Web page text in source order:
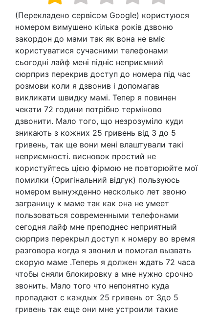
(Перекладено сервісом Google) користуюся
номером вимушено кілька років дзвоню
закордон до мами так як вона не вміє
користуватися сучасними телефонами
сьогодні лайф мені підніс неприємний
сюрприз перекрив доступ до номера під час
розмови коли я дзвонив і допомагав
викликати швидку мамі. Тепер я повинен
чекати 72 години потрібно терміново
дзвонити. Мало того, що незрозуміло куди
зникають з кожних 25 гривень від 3 до 5
гривень, так ще вони мені влаштували такі
неприємності. висновок простий не
користуйтесь цією фірмою не повторюйте мої
помилки (Оригінальний відгук) пользуюсь
номером вынужденно несколько лет звоню
заграницу к маме так как она не умеет
пользоваться современными телефонами
сегодня лайф мне преподнес неприятный
сюрприз перекрыл доступ к номеру во время
разговора когда я звонил и помогал вызвать
скорую маме .Теперь я должен ждать 72 часа
чтобы сняли блокировку а мне нужно срочно
звонить. Мало того что непонятно куда
пропадают с каждых 25 гривень от 3до 5
гривень так еще они мне устроили такие